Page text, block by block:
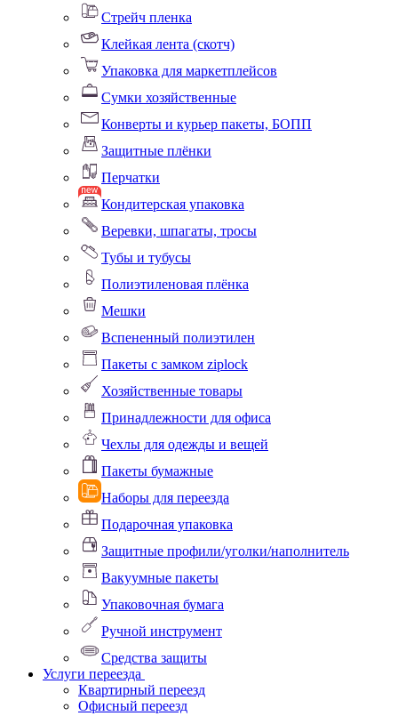
Стрейч пленка
Клейкая лента (скотч)
Упаковка для маркетплейсов
Сумки хозяйственные
Конверты и курьер пакеты, БОПП
Защитные плёнки
Перчатки
Кондитерская упаковка
Веревки, шпагаты, тросы
Тубы и тубусы
Полиэтиленовая плёнка
Мешки
Вспененный полиэтилен
Пакеты с замком ziplock
Хозяйственные товары
Принадлежности для офиса
Чехлы для одежды и вещей
Пакеты бумажные
Наборы для переезда
Подарочная упаковка
Защитные профили/уголки/наполнитель
Вакуумные пакеты
Упаковочная бумага
Ручной инструмент
Средства защиты
Услуги переезда
Квартирный переезд
Офисный переезд